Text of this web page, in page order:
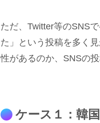
ただ、Twitter等のSNS
た」という投稿を多く
性があるのか、SNSの
ケース１：韓